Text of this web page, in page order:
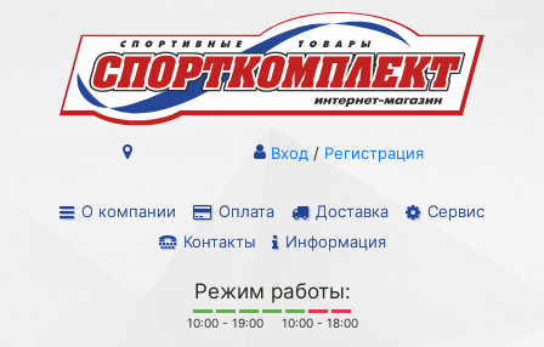
О компании Оплата Доставка
Сервис
Контакты
Информация
Вход / Регистрация
Режим работы:
10:00 - 19:00 10:00 - 18:00